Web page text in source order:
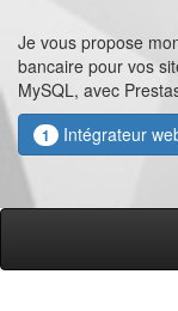
Je vous propose
bancaire pour vos
MySQL, avec
1 Intégrateur